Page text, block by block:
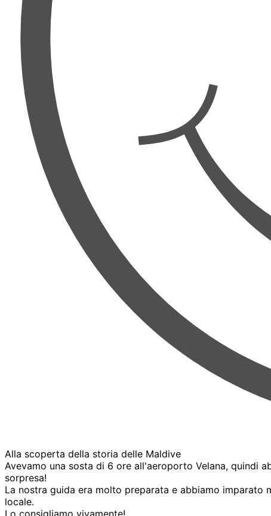
Alla scoperta della storia delle Maldive
Avevamo una sosta di 6 ore all'aeroporto Velana, quindi
sorpresa!
La nostra guida era molto preparata e abbiamo
locale.
Lo consigliamo vivamente!